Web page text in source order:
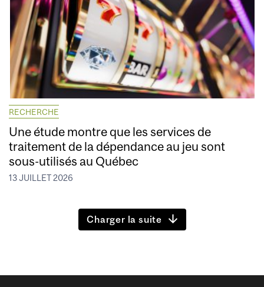
RECHERCHE
Une étude montre que les services de
traitement de la dépendance au jeu sont
sous-utilisés au Québec
13 JUILLET 2026
Charger la suite